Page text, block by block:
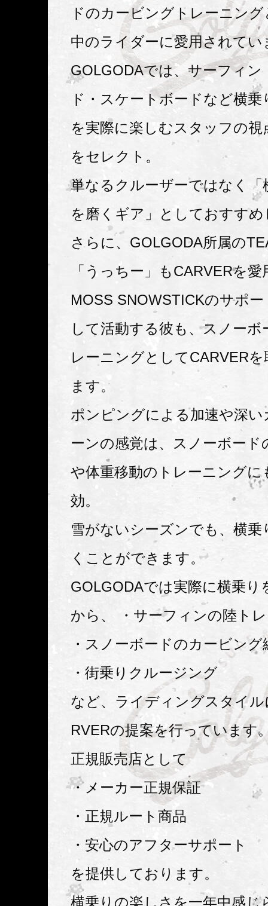
ドのカービングトレーニン
中のライダーに愛用されてい
GOLGODAでは、サーフィン
ド・スケートボードなど横
を実際に楽しむスタッフの視
をセレクト。
単なるクルーザーではなく「
を磨くギア」としておすす
さらに、GOLGODA所属の
「うっちー」もCARVERを愛
MOSS SNOWSTICKのサポ
して活動する彼も、スノー
レーニングとしてCARVER
ます。
ポンピングによる加速や深
ーンの感覚は、スノーボード
や体重移動のトレーニングに
効。
雪がないシーズンでも、横乗
くことができます。
GOLGODAでは実際に横乗り
から、 ・サーフィンの陸トレ
・スノーボードのカービング
・街乗りクルージング
など、ライディングスタイ
RVERの提案を行っています
正規販売店として
・メーカー正規保証
・正規ルート商品
・安心のアフターサポート
を提供しております。
横乗りの楽しさを一年中感じ